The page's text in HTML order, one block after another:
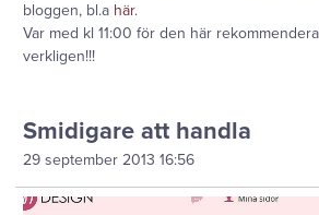
bloggen, bl.a här.
Var med kl 11:00 för den här
verkligen!!!
Smidigare att handla
29 september 2013 16:56